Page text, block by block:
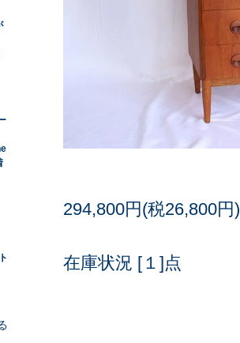
294,800円(税26,800円)
在庫状況 [１]点